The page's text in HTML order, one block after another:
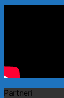
Partneri